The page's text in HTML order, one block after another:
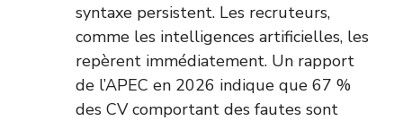
syntaxe persistent. Les recruteurs,
comme les intelligences artificielles, les
repèrent immédiatement. Un rapport
de l’APEC en 2026 indique que 67 %
des CV comportant des fautes sont